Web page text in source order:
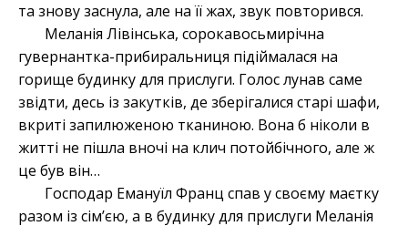
та знову заснула, але на її жах, звук повторився.
Меланія Лівінська, сорокавосьмирічна
гувернантка-прибиральниця підіймалася на
горище будинку для прислуги. Голос лунав саме
звідти, десь із закутків, де зберігалися старі шафи,
вкриті запилюженою тканиною. Вона б ніколи в
житті не пішла вночі на клич потойбічного, але ж
це був він…
Господар Емануїл Франц спав у своєму маєтку
разом із сім’єю, а в будинку для прислуги Меланія